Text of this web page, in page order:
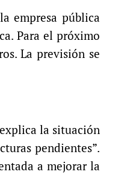
empresa pública
Para el próximo
La previsión se
la situación
pendientes”.
a mejorar la